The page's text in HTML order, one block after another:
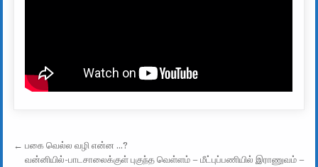
Post navigation
← பகை வெல்ல வழி என்ன …?
வன்னியில்-பாடசாலைக்குள் புகுந்த வெள்ளம் – மீட்புப்பணியில் இராணுவம் –